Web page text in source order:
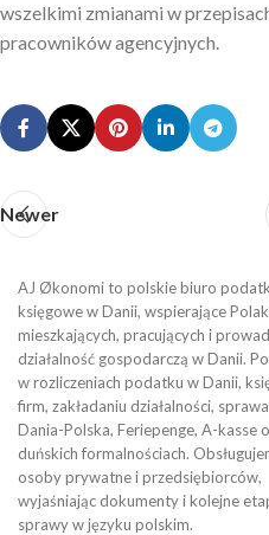
wszelkimi zmianami w
pracowników agencyjnych.
Newer
AJ Økonomi to polskie biuro
księgowe w Danii, wspierające
mieszkających, pracujących i
działalność gospodarczą w Danii.
w rozliczeniach podatku w Danii,
firm, zakładaniu działalności,
Dania-Polska, Feriepenge, A-kasse
duńskich formalnościach.
osoby prywatne i przedsiębiorców,
wyjaśniając dokumenty i kolejne
sprawy w języku polskim.